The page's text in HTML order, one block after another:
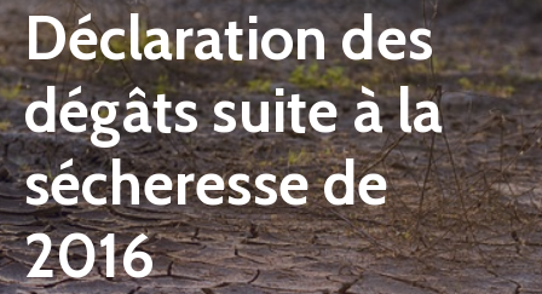
Manifestations
Vie
Municipale
Services
Jeunesse
Déclaration des
dégâts suite à la
sécheresse de
2016